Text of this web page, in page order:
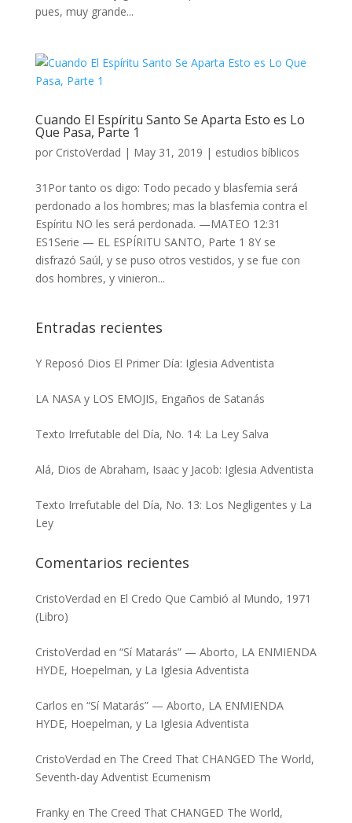
pues, muy grande...
Cuando El Espíritu Santo Se Aparta Esto es Lo
Que Pasa, Parte 1
por CristoVerdad | May 31, 2019 | estudios bíblicos
31Por tanto os digo: Todo pecado y blasfemia será
perdonado a los hombres; mas la blasfemia contra el
Espíritu NO les será perdonada. —MATEO 12:31
ES1Serie — EL ESPÍRITU SANTO, Parte 1 8Y se
disfrazó Saúl, y se puso otros vestidos, y se fue con
dos hombres, y vinieron...
Entradas recientes
Y Reposó Dios El Primer Día: Iglesia Adventista
LA NASA y LOS EMOJIS, Engaños de Satanás
Texto Irrefutable del Día, No. 14: La Ley Salva
Alá, Dios de Abraham, Isaac y Jacob: Iglesia Adventista
Texto Irrefutable del Día, No. 13: Los Negligentes y La
Ley
Comentarios recientes
CristoVerdad en El Credo Que Cambió al Mundo, 1971
(Libro)
CristoVerdad en “Sí Matarás” — Aborto, LA ENMIENDA
HYDE, Hoepelman, y La Iglesia Adventista
Carlos en “Sí Matarás” — Aborto, LA ENMIENDA
HYDE, Hoepelman, y La Iglesia Adventista
CristoVerdad en The Creed That CHANGED The World,
Seventh-day Adventist Ecumenism
Frankyen The Creed That CHANGED The World,